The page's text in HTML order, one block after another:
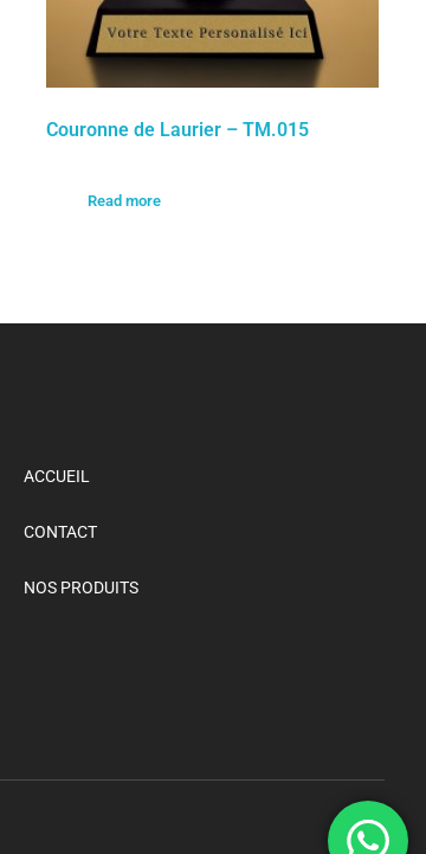
Couronne de Laurier – TM.015
Read more
ACCUEIL
CONTACT
NOS PRODUITS